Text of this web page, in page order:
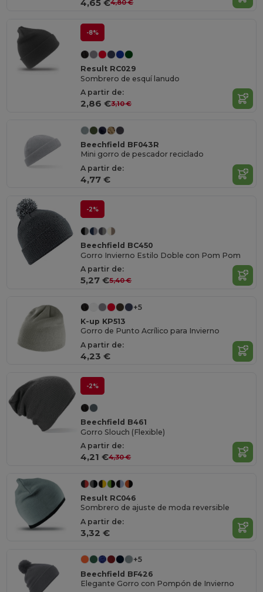
4,65 €4,80 €
-8%
Result RC029
Sombrero de esquí lanudo
A partir de:
2,86 €3,10 €
Beechfield BF043R
Mini gorro de pescador reciclado
A partir de:
4,77 €
-2%
Beechfield BC450
Gorro Invierno Estilo Doble con Pom Pom
A partir de:
5,27 €5,40 €
+5
K-up KP513
Gorro de Punto Acrílico para Invierno
A partir de:
4,23 €
-2%
Beechfield B461
Gorro Slouch (Flexible)
A partir de:
4,21 €4,30 €
Result RC046
Sombrero de ajuste de moda reversible
A partir de:
3,32 €
+5
Beechfield BF426
Elegante Gorro con Pompón de Invierno